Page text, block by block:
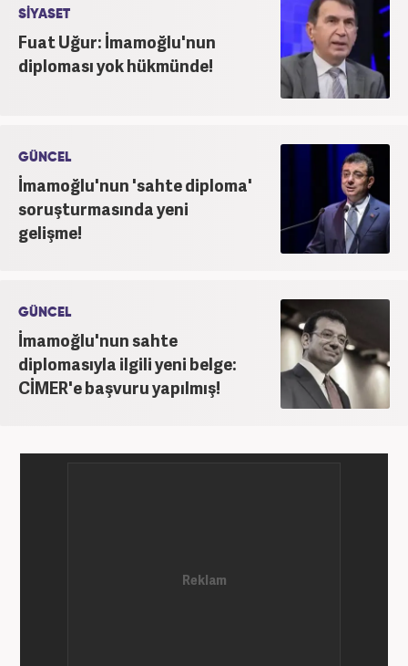
SİYASET
Fuat Uğur: İmamoğlu'nun
diploması yok hükmünde!
GÜNCEL
İmamoğlu'nun 'sahte diploma'
soruşturmasında yeni
gelişme!
GÜNCEL
İmamoğlu'nun sahte
diplomasıyla ilgili yeni belge:
CİMER'e başvuru yapılmış!